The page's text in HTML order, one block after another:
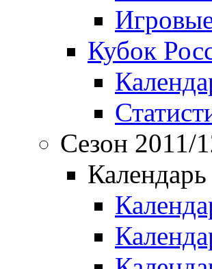
Кубок
Сезон 2011/